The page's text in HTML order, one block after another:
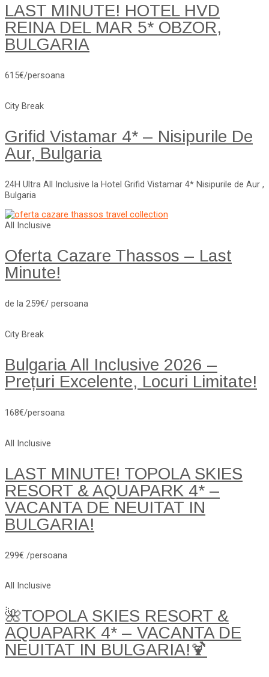
LAST MINUTE! HOTEL HVD
REINA DEL MAR 5* OBZOR,
BULGARIA
615€/persoana
City Break
Grifid Vistamar 4* – Nisipurile De
Aur, Bulgaria
24H Ultra All Inclusive la Hotel Grifid Vistamar 4* Nisipurile de Aur ,
Bulgaria
All Inclusive
Oferta Cazare Thassos – Last
Minute!
de la 259€/ persoana
City Break
Bulgaria All Inclusive 2026 –
Prețuri Excelente, Locuri Limitate!
168€/persoana
All Inclusive
LAST MINUTE! TOPOLA SKIES
RESORT & AQUAPARK 4* –
VACANTA DE NEUITAT IN
BULGARIA!
299€ /persoana
All Inclusive
🌺TOPOLA SKIES RESORT &
AQUAPARK 4* – VACANTA DE
NEUITAT IN BULGARIA!🍹